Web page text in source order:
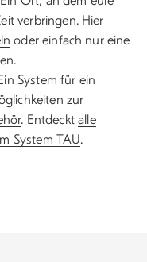
verbringen. Hier
oder einfach nur eine
System für ein
zur
. Entdecktalle
System TAU.